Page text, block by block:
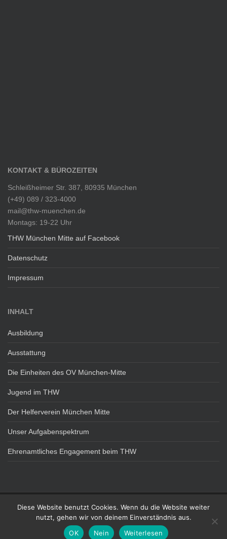
KONTAKT & BÜROZEITEN
Schleißheimer Str. 387, 80935 München
(+49) 089 / 323-4000
mail@thw-muenchen.de
Montags: 19-22 Uhr
THW München Mitte auf Facebook
Datenschutz
Impressum
INHALT
Ausbildung
Ausstattung
Die Einheiten des OV München-Mitte
Jugend im THW
Der Helferverein München Mitte
Unser Aufgabenspektrum
Ehrenamtliches Engagement beim THW
DATENSCHUTZ IMPRESSUM
Technisches Hilfswerk - OV München Mitte Theme von Colorlib
Diese Website benutzt Cookies. Wenn du die Website weiter
nutzt, gehen wir von deinem Einverständnis aus.
OK
Nein Weiterlesen